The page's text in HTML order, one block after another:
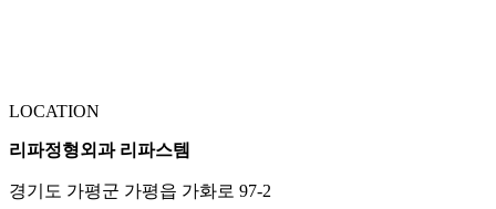
LOCATION
리파정형외과 리파스템
경기도 가평군 가평읍 가화로 97-2